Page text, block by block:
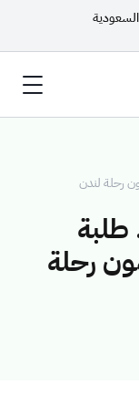
رحلة لندن
طلبة
رحلة